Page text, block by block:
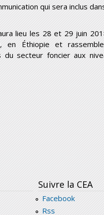
qui sera inclus
lieu les 28 et 29 juin
en Éthiopie et
secteur foncier aux
Suivre la CEA
Facebook
Rss